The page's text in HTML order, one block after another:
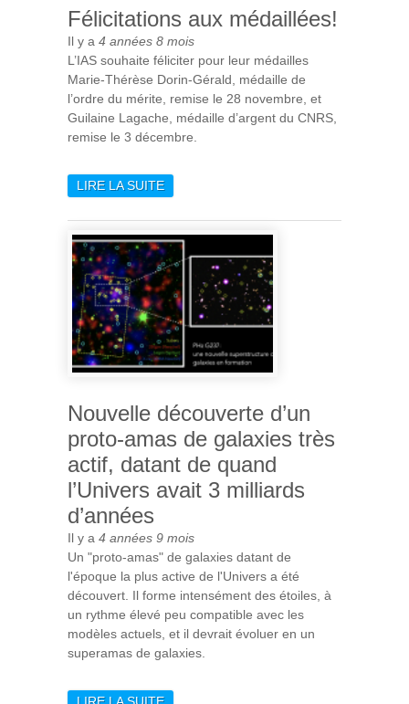
Félicitations aux médaillées!
Il y a 4 années 8 mois
L’IAS souhaite féliciter pour leur médailles
Marie-Thérèse Dorin-Gérald, médaille de
l’ordre du mérite, remise le 28 novembre, et
Guilaine Lagache, médaille d’argent du CNRS,
remise le 3 décembre.
LIRE LA SUITEDE FÉLICITATIONS AUX
Nouvelle découverte d’un
proto-amas de galaxies très
actif, datant de quand
l’Univers avait 3 milliards
d’années
Il y a 4 années 9 mois
Un "proto-amas" de galaxies datant de
l'époque la plus active de l'Univers a été
découvert. Il forme intensément des étoiles, à
un rythme élevé peu compatible avec les
modèles actuels, et il devrait évoluer en un
superamas de galaxies.
LIRE LA SUITEDE NOUVELLE